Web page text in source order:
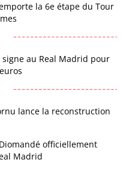
la 6e étape du Tour
signe au Real Madrid pour
lance la reconstruction
officiellement
Madrid